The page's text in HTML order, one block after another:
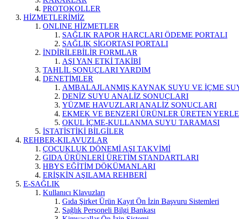
PROTOKOLLER
HİZMETLERİMİZ
ONLINE HİZMETLER
SAĞLIK RAPOR HARÇLARI ÖDEME PORTALI
SAĞLIK SİGORTASI PORTALI
İNDİRİLEBİLİR FORMLAR
AŞI YAN ETKİ TAKİBİ
TAHLİL SONUÇLARI YARDIM
DENETİMLER
AMBALAJLANMIŞ KAYNAK SUYU VE İÇME
DENİZ SUYU ANALİZ SONUÇLARI
YÜZME HAVUZLARI ANALİZ SONUÇLARI
EKMEK VE BENZERİ ÜRÜNLER ÜRETEN
OKUL İÇME-KULLANMA SUYU TARAMASI
İSTATİSTİKİ BİLGİLER
REHBER-KILAVUZLAR
ÇOCUKLUK DÖNEMİ AŞI TAKVİMİ
GIDA ÜRÜNLERİ ÜRETİM STANDARTLARI
HBYS EĞİTİM DÖKÜMANLARI
ERİŞKİN AŞILAMA REHBERİ
E-SAĞLIK
Kullanıcı Klavuzları
Gıda Şirket Ürün Kayıt Ön İzin Başvuru Sistemleri
Sağlık Personeli Bilgi Bankası